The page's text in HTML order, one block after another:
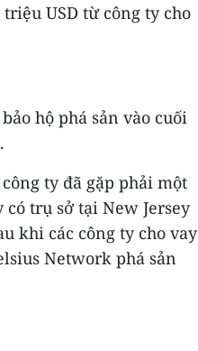
USD từ công ty cho
hộ phá sản vào cuối
ty đã gặp phải một
trụ sở tại New Jersey
khi các công ty cho vay
Network phá sản